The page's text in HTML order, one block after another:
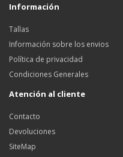
Información
Tallas
Información sobre los envios
Política de privacidad
Condiciones Generales
Atención al cliente
Contacto
Devoluciones
SiteMap